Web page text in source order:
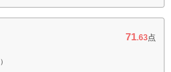
71.63点